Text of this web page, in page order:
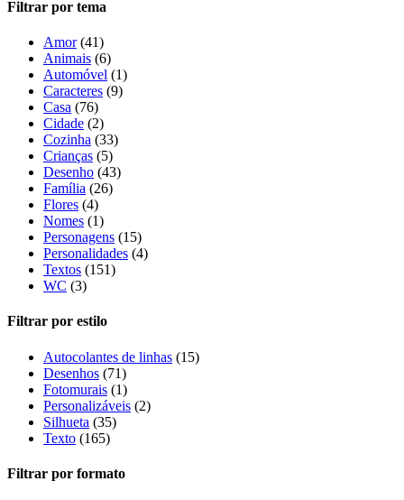
Filtrar por tema
Amor (41)
Animais (6)
Automóvel (1)
Caracteres (9)
Casa (76)
Cidade (2)
Cozinha (33)
Crianças (5)
Desenho (43)
Família (26)
Flores (4)
Nomes (1)
Personagens (15)
Personalidades (4)
Textos (151)
WC (3)
Filtrar por estilo
Autocolantes de linhas (15)
Desenhos (71)
Fotomurais (1)
Personalizáveis (2)
Silhueta (35)
Texto (165)
Filtrar por formato